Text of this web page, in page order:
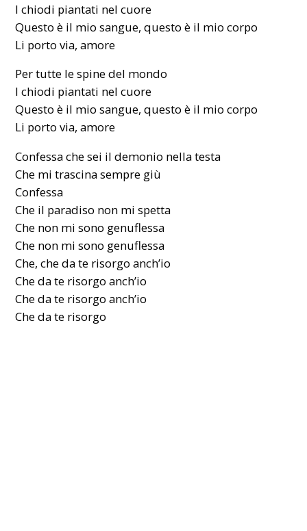
I chiodi piantati nel cuore
Questo è il mio sangue, questo è il mio corpo
Li porto via, amore
Per tutte le spine del mondo
I chiodi piantati nel cuore
Questo è il mio sangue, questo è il mio corpo
Li porto via, amore
Confessa che sei il demonio nella testa
Che mi trascina sempre giù
Confessa
Che il paradiso non mi spetta
Che non mi sono genuflessa
Che non mi sono genuflessa
Che, che da te risorgo anch’io
Che da te risorgo anch’io
Che da te risorgo anch’io
Che da te risorgo